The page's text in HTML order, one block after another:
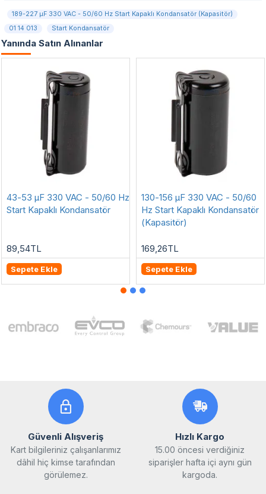
189-227 µF 330 VAC - 50/60 Hz Start Kapaklı Kondansatör (Kapasitör)
01 14 013
Start Kondansatör
Yanında Satın Alınanlar
43-53 µF 330 VAC - 50/60 Hz
Start Kapaklı Kondansatör
89,54TL
Sepete Ekle
130-156 µF 330 VAC - 50/60
Hz Start Kapaklı Kondansatör
(Kapasitör)
169,26TL
Sepete Ekle
Güvenli Alışveriş
Kart bilgileriniz çalışanlarımız
dâhil hiç kimse tarafından
görülemez.
Hızlı Kargo
15.00 öncesi verdiğiniz
siparişler hafta içi aynı gün
kargoda.